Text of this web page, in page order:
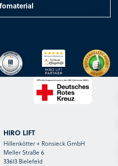
HIRO LIFT
Hillenkötter + Ronsieck GmbH
Meller Straße 6
33613 Bielefeld